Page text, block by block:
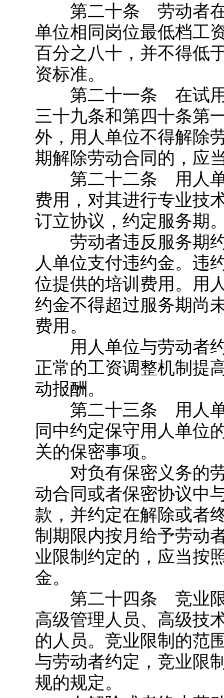
第二十条 劳动者在
单位相同岗位最低档工
百分之八十，并不得低
资标准。
第二十一条 在试用
三十九条和第四十条第
外，用人单位不得解除
期解除劳动合同的，应
第二十二条 用人单
费用，对其进行专业技
订立协议，约定服务期
劳动者违反服务期约
人单位支付违约金。违
位提供的培训费用。用
约金不得超过服务期尚
费用。
用人单位与劳动者约
正常的工资调整机制提
动报酬。
第二十三条 用人单
同中约定保守用人单位
关的保密事项。
对负有保密义务的劳
动合同或者保密协议中
款，并约定在解除或者
制期限内按月给予劳动
业限制约定的，应当按
金。
第二十四条 竞业限
高级管理人员、高级技
的人员。竞业限制的范
与劳动者约定，竞业限
规的规定。